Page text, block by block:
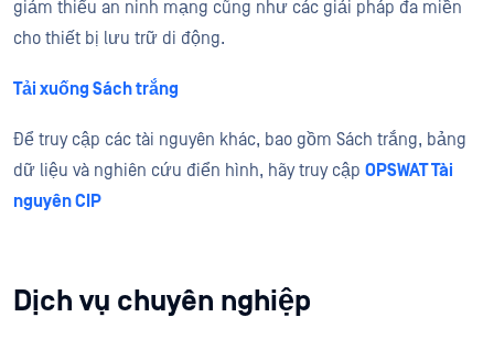
giảm thiểu an ninh mạng cũng như các giải pháp đa miền
cho thiết bị lưu trữ di động.
Tải xuống Sách trắng
Để truy cập các tài nguyên khác, bao gồm Sách trắng, bảng
dữ liệu và nghiên cứu điển hình, hãy truy cập OPSWAT Tài
nguyên CIP
Dịch vụ chuyên nghiệp